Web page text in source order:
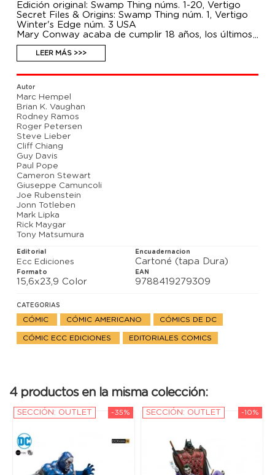
Edición original: Swamp Thing núms. 1-20, Vertigo
Secret Files & Origins: Swamp Thing núm. 1, Vertigo
Winter's Edge núm. 3 USA
Mary Conway acaba de cumplir 18 años, los últimos
de los cuales ha pasado rehaciendo su vida tras
haber estado en coma. No obstante, pronto empieza
a darse cuenta de que no es una chica normal. Es
nada menos que Tefé Holland, la hija que la Cosa del
Pantano y Abby Arcane tuvieron con la inestimable
colaboración de John Constantine. Y su naturaleza
híbrida, ya que pertenece tanto al Verde como al
Rojo, la convierte en uno de los seres más especiales
del mundo... para bien o para mal.
Brian K. Vaughan, el guionista de grandes éxitos del
cómic contemporáneo como Ex-Machina, Y el último
hombre o Saga, nos trae un nuevo capítulo de la
historia de la Cosa del Pantano en compañía del
dibujante Roger Petersen.
LEER MÁS >>>
Autor
Marc Hempel
Brian K. Vaughan
Rodney Ramos
Roger Petersen
Steve Lieber
Cliff Chiang
Guy Davis
Paul Pope
Cameron Stewart
Giuseppe Camuncoli
Joe Rubenstein
Jonn Totleben
Mark Lipka
Rick Maygar
Tony Matsumura
Editorial
Ecc Ediciones
Encuadernacion
Cartoné (tapa Dura)
Formato
15,6x23,9 Color
EAN
9788419279309
CATEGORIAS
CÓMIC CÓMIC AMERICANO CÓMICS DE DC
CÓMIC ECC EDICIONES EDITORIALES COMICS
4 productos en la misma colección:
-35%
SECCIÓN: OUTLET -10%
SECCIÓN: OUTLET